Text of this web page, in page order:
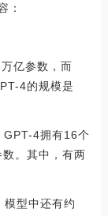
：
亿参数，而
4的规模是
GPT-4拥有16个
。其中，有两
型中还有约